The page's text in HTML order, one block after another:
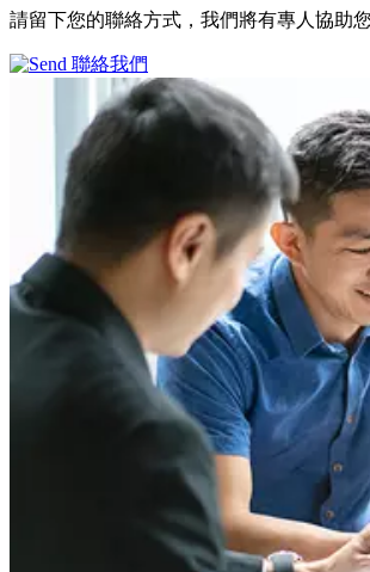
請留下您的聯絡方式，我們將有專人協助
聯絡我們